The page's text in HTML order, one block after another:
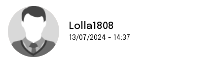
Lolla1808
13/07/2024 - 14:37